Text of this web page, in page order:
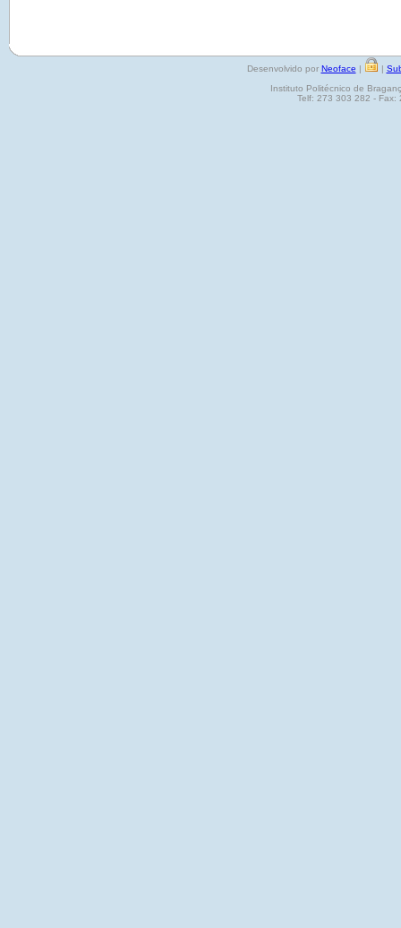
Desenvolvido por Neoface | |
Instituto Politécnico de
Telf: 273 303 282 - Fax: